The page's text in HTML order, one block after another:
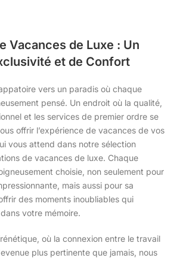
Vacances de Luxe : Un
et de Confort
vers un paradis où chaque
pensé. Un endroit où la qualité,
et les services de premier ordre se
offrir l’expérience de vacances de vos
vous attend dans notre sélection
de vacances de luxe. Chaque
choisie, non seulement pour
mais aussi pour sa
des moments inoubliables qui
votre mémoire.
où la connexion entre le travail
plus pertinente que jamais, nous